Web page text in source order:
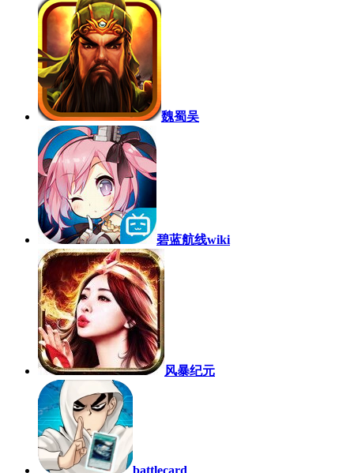
魏蜀吴
碧蓝航线wiki
风暴纪元
battlecard